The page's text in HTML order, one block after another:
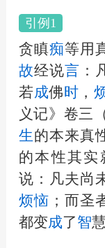
引例1
贪瞋痴等用
故经说言 ：
若成佛 时 ，
义记》卷三
生的本来真
的本性其实
说：凡夫尚
烦恼 ；而圣
都变成了智